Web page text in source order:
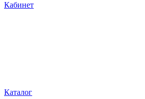
Кабинет
Каталог